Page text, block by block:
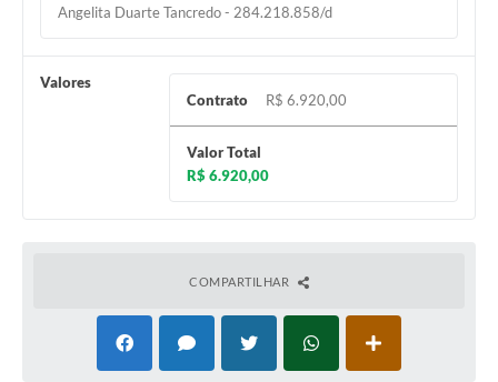
Angelita Duarte Tancredo - 284.218.858/d
Valores
Contrato
R$ 6.920,00
Valor Total
R$ 6.920,00
COMPARTILHAR